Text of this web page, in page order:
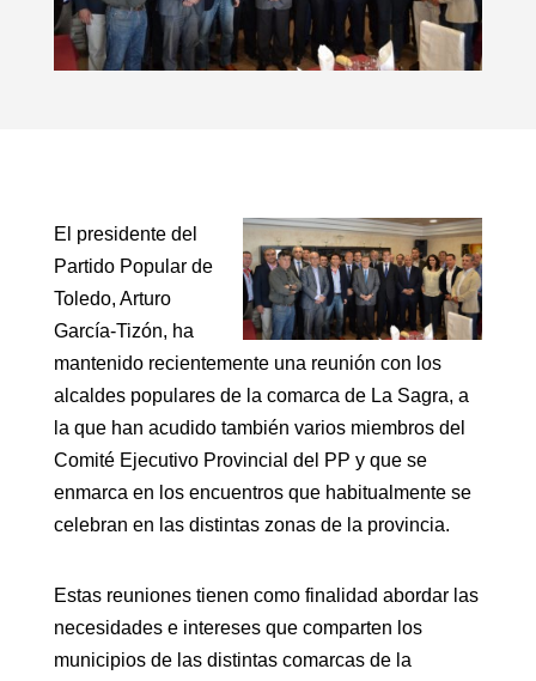
El presidente del
Partido Popular de
Toledo, Arturo
García-Tizón, ha
mantenido recientemente una reunión con los
alcaldes populares de la comarca de La Sagra, a
la que han acudido también varios miembros del
Comité Ejecutivo Provincial del PP y que se
enmarca en los encuentros que habitualmente se
celebran en las distintas zonas de la provincia.
Estas reuniones tienen como finalidad abordar las
necesidades e intereses que comparten los
municipios de las distintas comarcas de la